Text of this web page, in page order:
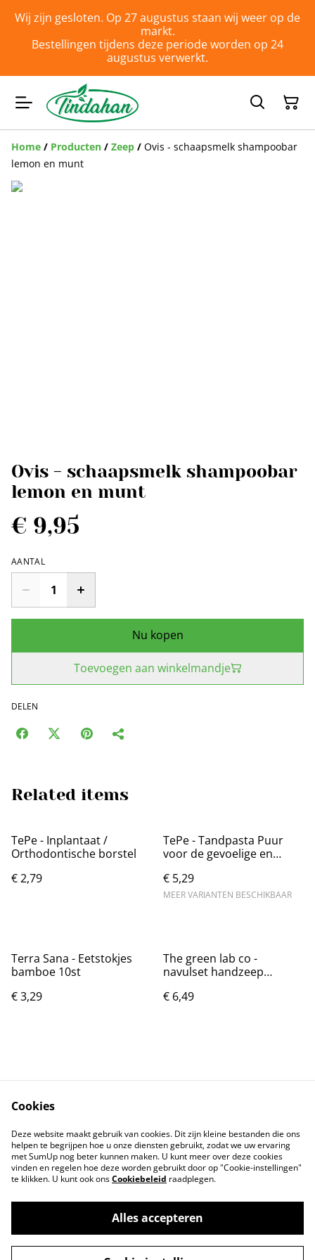
Wij zijn gesloten. Op 27 augustus staan wij weer op de
markt.
Bestellingen tijdens deze periode worden op 24
augustus verwerkt.
Home / Producten / Zeep / Ovis - schaapsmelk shampoobar
lemon en munt
Ovis - schaapsmelk shampoobar
lemon en munt
€ 9,95
AANTAL
Nu kopen
Toevoegen aan winkelmandje
DELEN
Related items
TePe - Inplantaat /
Orthodontische borstel
€ 2,79
TePe - Tandpasta Puur
voor de gevoelige en
€ 5,29
MEER VARIANTEN BESCHIKBAAR
Terra Sana - Eetstokjes
bamboe 10st
€ 3,29
The green lab co -
navulset handzeep
€ 6,49
Contact
Voorwaarden
Privacybeleid
Cookiebeleid
©2026Tindahan Reform
Cookies
Deze website maakt gebruik van cookies. Dit zijn kleine bestanden die ons
helpen te begrijpen hoe u onze diensten gebruikt, zodat we uw ervaring
met SumUp nog beter kunnen maken. U kunt meer over deze cookies
vinden en regelen hoe deze worden gebruikt door op "Cookie-instellingen"
te klikken. U kunt ook onsCookiebeleid raadplegen.
Alles accepteren